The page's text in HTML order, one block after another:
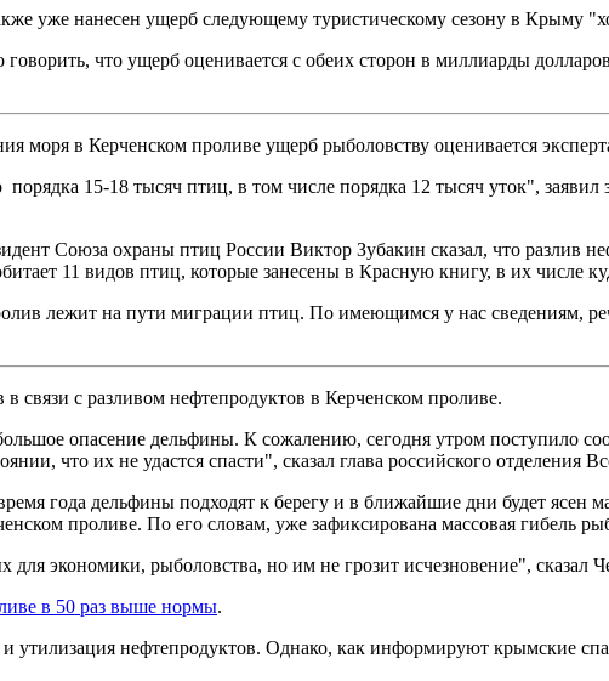
уже нанесен ущерб следующему туристическому сезону в Крыму
что ущерб оценивается с обеих сторон в миллиарды
моря в Керченском проливе ущерб рыболовству оценивается
15-18 тысяч птиц, в том числе порядка 12 тысяч уток", заявил
Союза охраны птиц России Виктор Зубакин сказал, что разлив
11 видов птиц, которые занесены в Красную книгу, в их числе
лежит на пути миграции птиц. По имеющимся у нас сведениям,
связи с разливом нефтепродуктов в Керченском проливе.
опасение дельфины. К сожалению, сегодня утром поступило
что их не удастся спасти", сказал глава российского
года дельфины подходят к берегу и в ближайшие дни будет ясен
проливе. По его словам, уже зафиксирована массовая гибель
экономики, рыболовства, но им не грозит исчезновение", сказал
в 50 раз выше нормы.
и утилизация нефтепродуктов. Однако, как информируют крымские